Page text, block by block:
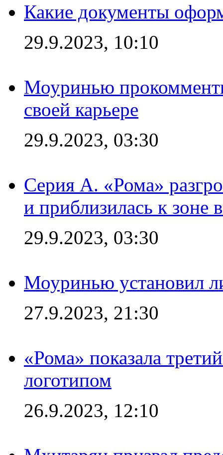
Какие документы
29.9.2023, 10:10
Моуринью
своей карьере
29.9.2023, 03:30
Серия А. «Рома»
и приблизилась к зоне
29.9.2023, 03:30
Моуринью установил
27.9.2023, 21:30
«Рома» показала
логотипом
26.9.2023, 12:10